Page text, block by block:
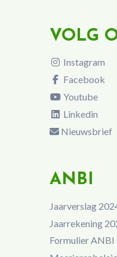
VOLG
Instagram
Facebook
Youtube
Linkedin
Nieuwsbrief
ANBI
Jaarverslag
Jaarrekening
Formulier ANBI